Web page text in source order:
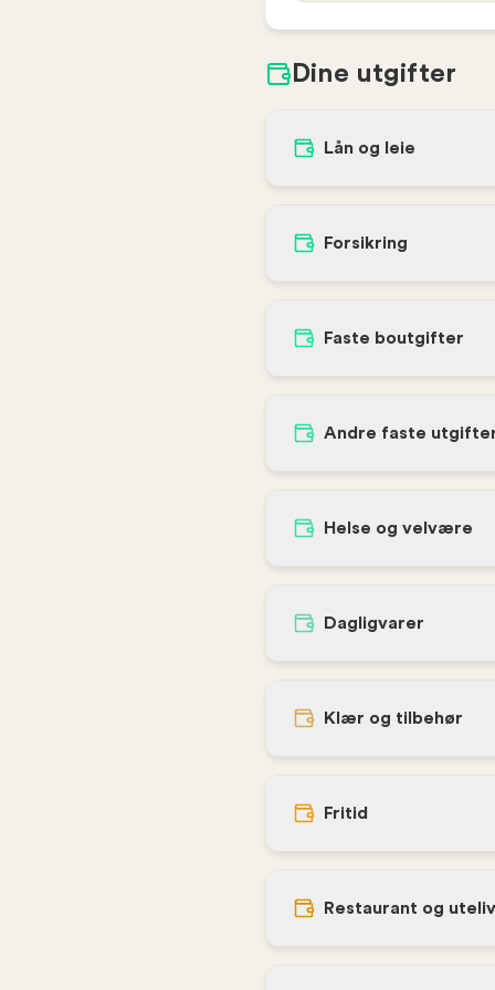
Dine utgifter
Lån og leie
Forsikring
Faste boutgifter
Andre faste
Helse og velvære
Dagligvarer
Klær og tilbehør
Fritid
Restaurant og uteliv